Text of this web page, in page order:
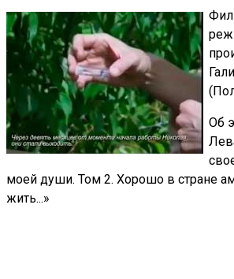
Об
моей души. Том 2. Хорошо в стране
жить...»